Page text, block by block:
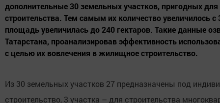
дополнительные 30 земельных участков, пригодных
строительства. Тем самым их количество увеличилось
площадь увеличилась до 240 гектаров. Такие данные
Татарстана, проанализировав эффективность
с целью их вовлечения в жилищное строительство.
Из 30 земельных участков 27 предназначены под
строительство, 3 участка – для строительства